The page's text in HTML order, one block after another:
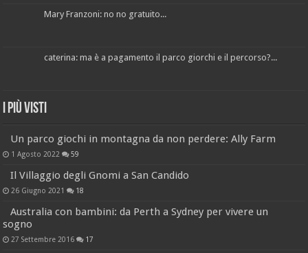
Mary Franzoni: no no gratuito...
caterina: ma è a pagamento il parco giorchi e il percorso?...
I più visti
Un parco giochi in montagna da non perdere: Ally Farm
1 Agosto 2022 59
Il Villaggio degli Gnomi a San Candido
26 Giugno 2021 18
Australia con bambini: da Perth a Sydney per vivere un
sogno
27 Settembre 2016 17